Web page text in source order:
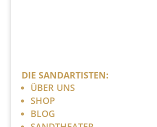
DIE SANDARTISTEN:
ÜBER UNS
SHOP
BLOG